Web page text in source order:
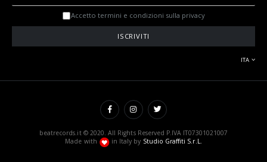
Accetto termini e condizioni sulla privacy
ISCRIVITI
ITA
beatrecords.it © 2020. All Rights Reserved P.IVA IT07301021007
Made with
in Italy by Studio Graffiti S.r.L.